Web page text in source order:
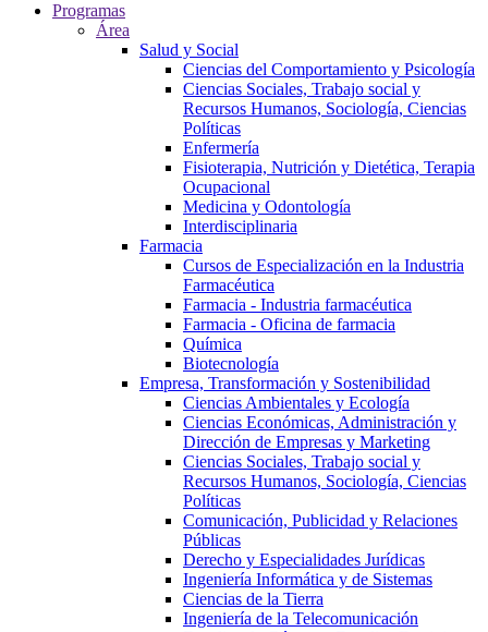
Programas
Área
Salud y Social
Ciencias del Comportamiento y Psicología
Ciencias Sociales, Trabajo social y
Recursos Humanos, Sociología, Ciencias
Políticas
Enfermería
Fisioterapia, Nutrición y Dietética, Terapia
Ocupacional
Medicina y Odontología
Interdisciplinaria
Farmacia
Cursos de Especialización en la Industria
Farmacéutica
Farmacia - Industria farmacéutica
Farmacia - Oficina de farmacia
Química
Biotecnología
Empresa, Transformación y Sostenibilidad
Ciencias Ambientales y Ecología
Ciencias Económicas, Administración y
Dirección de Empresas y Marketing
Ciencias Sociales, Trabajo social y
Recursos Humanos, Sociología, Ciencias
Políticas
Comunicación, Publicidad y Relaciones
Públicas
Derecho y Especialidades Jurídicas
Ingeniería Informática y de Sistemas
Ciencias de la Tierra
Ingeniería de la Telecomunicación